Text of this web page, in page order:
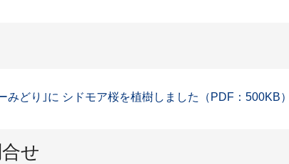
みどり｣に シドモア桜を植樹しました（PDF：500KB）
せ